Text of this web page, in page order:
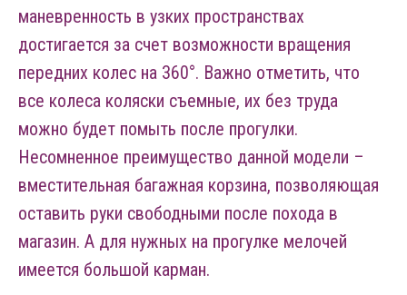
маневренность в узких пространствах
достигается за счет возможности вращения
передних колес на 360°. Важно отметить, что
все колеса коляски съемные, их без труда
можно будет помыть после прогулки.
Несомненное преимущество данной модели –
вместительная багажная корзина, позволяющая
оставить руки свободными после похода в
магазин. А для нужных на прогулке мелочей
имеется большой карман.